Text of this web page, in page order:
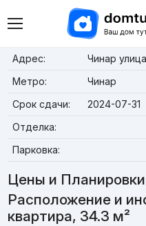
Адрес:
Чинар
Метро:
Чинар
Срок сдачи:
2024-07-31
Отделка:
Парковка:
Цены и Планировки
Расположение и
квартира, 34.3 м²